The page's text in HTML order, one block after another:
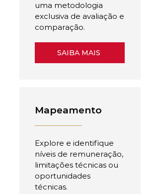
uma metodologia
exclusiva de avaliação e
comparação.
SAIBA MAIS
Mapeamento
Explore e identifique
níveis de remuneração,
limitações técnicas ou
oportunidades
técnicas.